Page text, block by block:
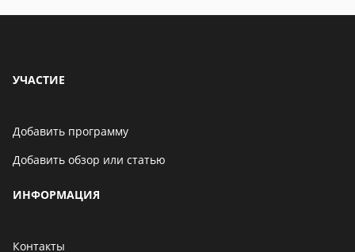
УЧАСТИЕ
Добавить программу
Добавить обзор или статью
ИНФОРМАЦИЯ
Контакты